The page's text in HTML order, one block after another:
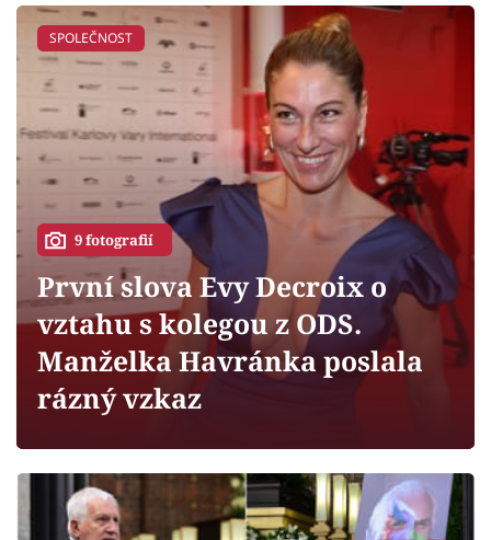
Seriály
Horoskopy
Sledujte prima+
Filmový festival Karlovy Vary
Pořady
Mámy sobě
Přihlášení
Sledujte nás
SPOLEČNOST
9 fotografií
První slova Evy Decroix o
vztahu s kolegou z ODS.
Manželka Havránka poslala
rázný vzkaz